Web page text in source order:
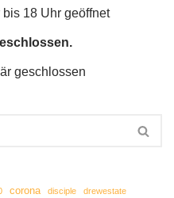
18 Uhr geöffnet
geschlossen
corona disciple drewestate